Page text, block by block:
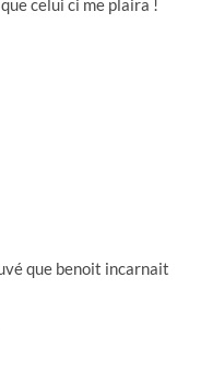
celui ci me plaira !
que benoit incarnait